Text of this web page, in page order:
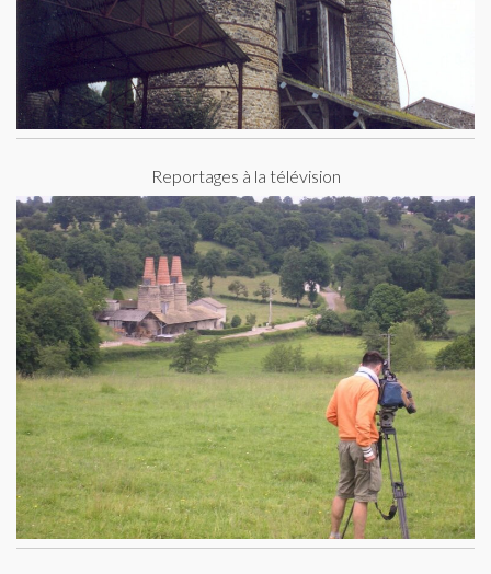
Reportages à la télévision